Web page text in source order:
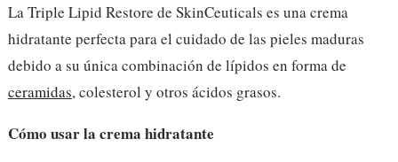
La Triple Lipid Restore de SkinCeuticals es una crema
hidratante perfecta para el cuidado de las pieles maduras
debido a su única combinación de lípidos en forma de
ceramidas, colesterol y otros ácidos grasos.
Cómo usar la crema hidratante